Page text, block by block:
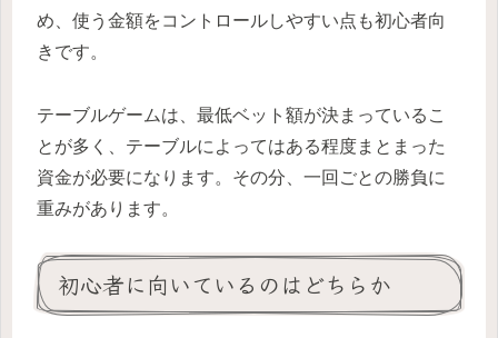
め、使う金額をコントロールしやすい点も初心者向
きです。
テーブルゲームは、最低ベット額が決まっているこ
とが多く、テーブルによってはある程度まとまった
資金が必要になります。その分、一回ごとの勝負に
重みがあります。
初心者に向いているのはどちらか